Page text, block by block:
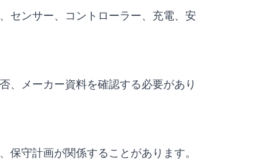
センサー、コントローラー、充電、安
、メーカー資料を確認する必要があり
保守計画が関係することがあります。